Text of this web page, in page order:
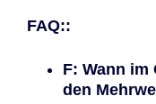
FAQ::
F: Wann im
den